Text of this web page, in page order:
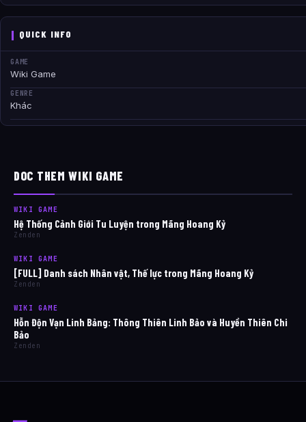
QUICK INFO
GAME
Wiki Game
GENRE
Khác
DOC THEM WIKI GAME
WIKI GAME
Hệ Thống Cảnh Giới Tu Luyện trong Mãng Hoang Kỷ
Zenden
WIKI GAME
[FULL] Danh sách Nhân vật, Thế lực trong Mãng Hoang Kỷ
Zenden
WIKI GAME
Hỗn Độn Vạn Linh Bảng: Thông Thiên Linh Bảo và Huyền Thiên Chi
Bảo
Zenden